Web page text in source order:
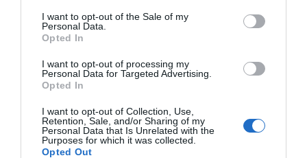
I want to opt-out of the Sale of my
Personal Data.
Opted In
I want to opt-out of processing my
Personal Data for Targeted Advertising.
Opted In
I want to opt-out of Collection, Use,
Retention, Sale, and/or Sharing of my
Personal Data that Is Unrelated with the
Purposes for which it was collected.
Opted Out